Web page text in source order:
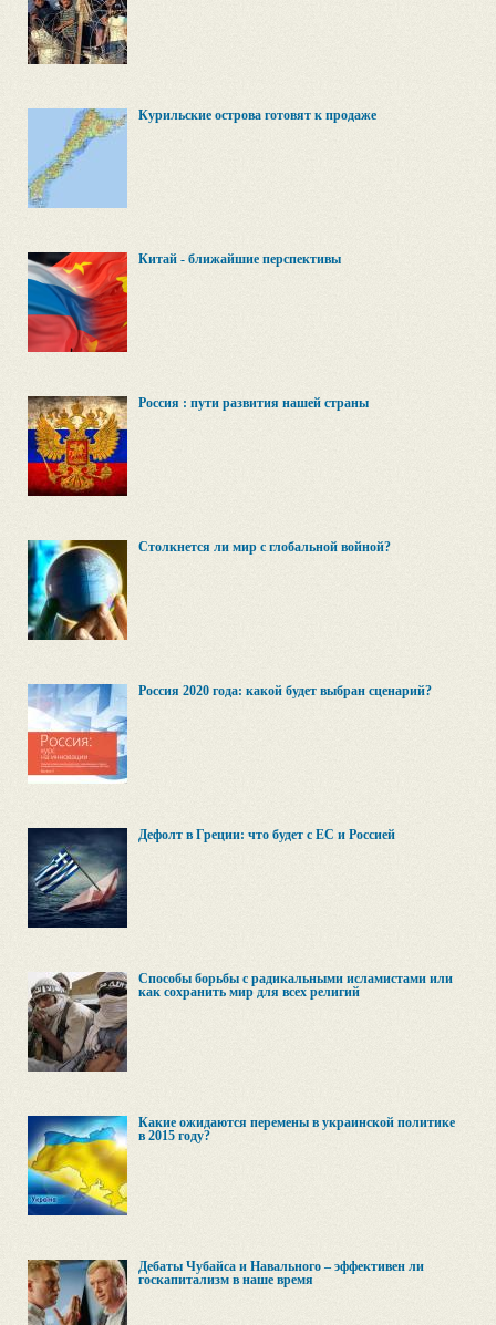
Курильские острова готовят к продаже
Китай - ближайшие перспективы
Россия : пути развития нашей страны
Столкнется ли мир с глобальной войной?
Россия 2020 года: какой будет выбран сценарий?
Дефолт в Греции: что будет с ЕС и Россией
Способы борьбы с радикальными исламистами или
как сохранить мир для всех религий
Какие ожидаются перемены в украинской политике
в 2015 году?
Дебаты Чубайса и Навального – эффективен ли
госкапитализм в наше время